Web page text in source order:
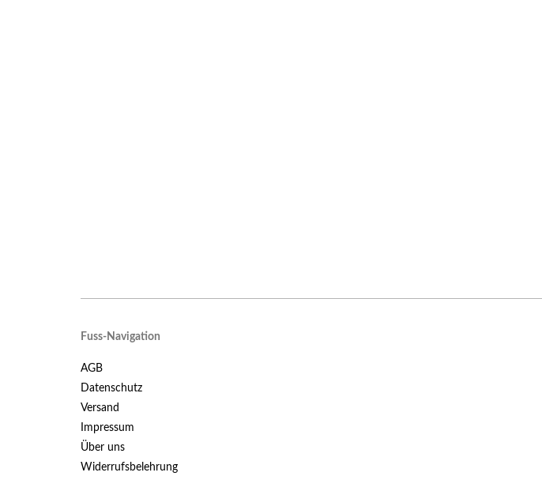
Fuss-Navigation
AGB
Datenschutz
Versand
Impressum
Über uns
Widerrufsbelehrung